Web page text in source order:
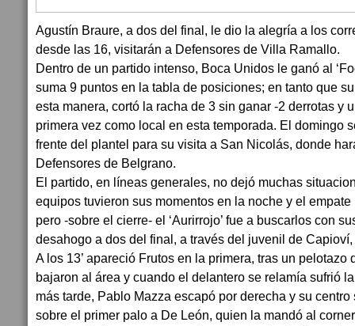
Agustín Braure, a dos del final, le dio la alegría a los
desde las 16, visitarán a Defensores de Villa Ramallo.
Dentro de un partido intenso, Boca Unidos le ganó al
suma 9 puntos en la tabla de posiciones; en tanto que
esta manera, cortó la racha de 3 sin ganar -2 derrotas y
primera vez como local en esta temporada. El domingo
frente del plantel para su visita a San Nicolás, donde
Defensores de Belgrano.
El partido, en líneas generales, no dejó muchas
equipos tuvieron sus momentos en la noche y el
pero -sobre el cierre- el ‘Aurirrojo’ fue a buscarlos con
desahogo a dos del final, a través del juvenil de
A los 13’ apareció Frutos en la primera, tras un
bajaron al área y cuando el delantero se relamía sufrió
más tarde, Pablo Mazza escapó por derecha y su
sobre el primer palo a De León, quien la mandó al